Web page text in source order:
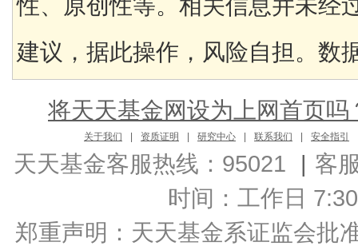
性、原创性等。相关信息并未经
建议，据此操作，风险自担。数
将天天基金网设为上网首页吗
关于我们 资质证明 研究中心 联系我们 安全指引
天天基金客服热线：95021 | 客
时间：工作日
郑重声明： 天天基金系证监会批